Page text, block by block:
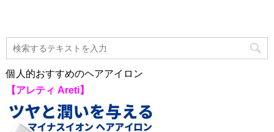
個人的おすすめのヘアアイロン
【アレティ Areti】